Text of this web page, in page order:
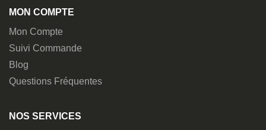
MON COMPTE
Mon Compte
Suivi Commande
Blog
Questions Fréquentes
NOS SERVICES